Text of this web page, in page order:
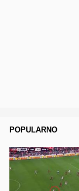
POPULARNO